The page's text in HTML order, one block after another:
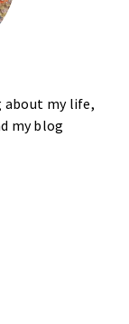
about my life,
my blog